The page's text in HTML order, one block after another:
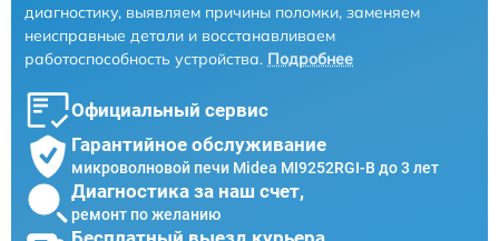
диагностику, выявляем причины поломки, заменяем
неисправные детали и восстанавливаем
работоспособность устройства. Подробнее
Официальный сервис
Гарантийное обслуживание
микроволновой печи Midea MI9252RGI-B до 3 лет
Диагностика за наш счет,
ремонт по желанию